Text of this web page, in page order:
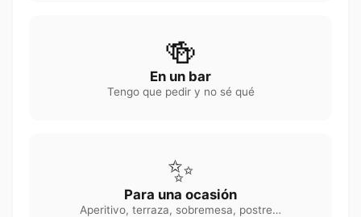
🍻
En un bar
Tengo que pedir y no sé qué
✨
Para una ocasión
Aperitivo, terraza, sobremesa, postre…